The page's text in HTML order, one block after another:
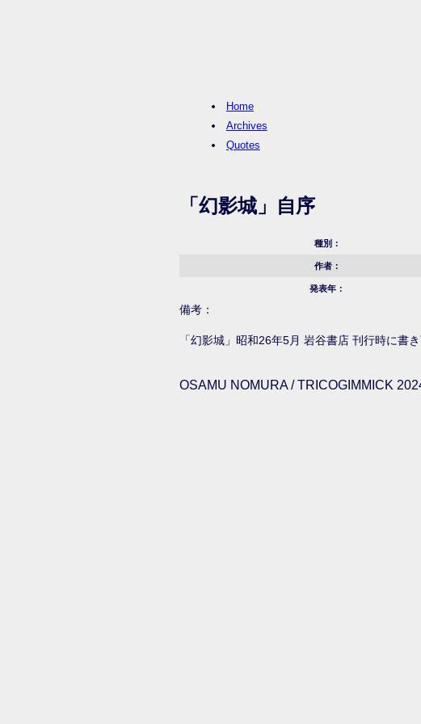
Home
Archives
Quotes
「幻影城」自序
種別：
作者：
発表年：
備考：
「幻影城」昭和26年5月 岩谷書店 刊行時に書き
OSAMU NOMURA / TRICOGIMMICK